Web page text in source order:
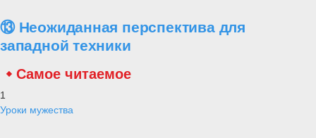
⑬ Неожиданная перспектива для
западной техники
Самое читаемое
1
Уроки мужества